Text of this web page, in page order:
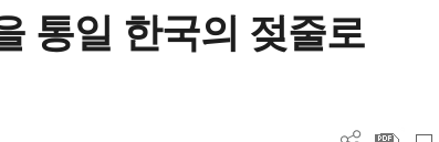
통일 한국의 젖줄로